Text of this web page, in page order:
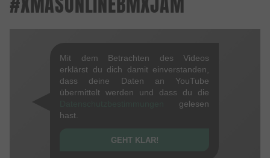
Mit dem Betrachten des Videos
erklärst du dich damit einverstanden,
dass deine Daten an YouTube
übermittelt werden und dass du die
gelesen
hast.
GEHT KLAR!